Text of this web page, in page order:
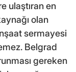
ulaştıran en
olan
sermayesi
Belgrad
gereken